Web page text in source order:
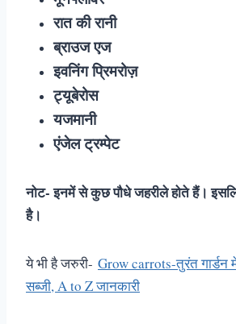
रात की रानी
ब्राउज एज
इवनिंग प्रिमरोज़
ट्यूबेरोस
यजमानी
एंजेल ट्रम्पेट
नोट- इनमें से कुछ पौधे जहरीले होते हैं।
है।
ये भी है जरुरी- Grow carrots-तुरंत गार्डन
सब्जी, A to Z जानकारी